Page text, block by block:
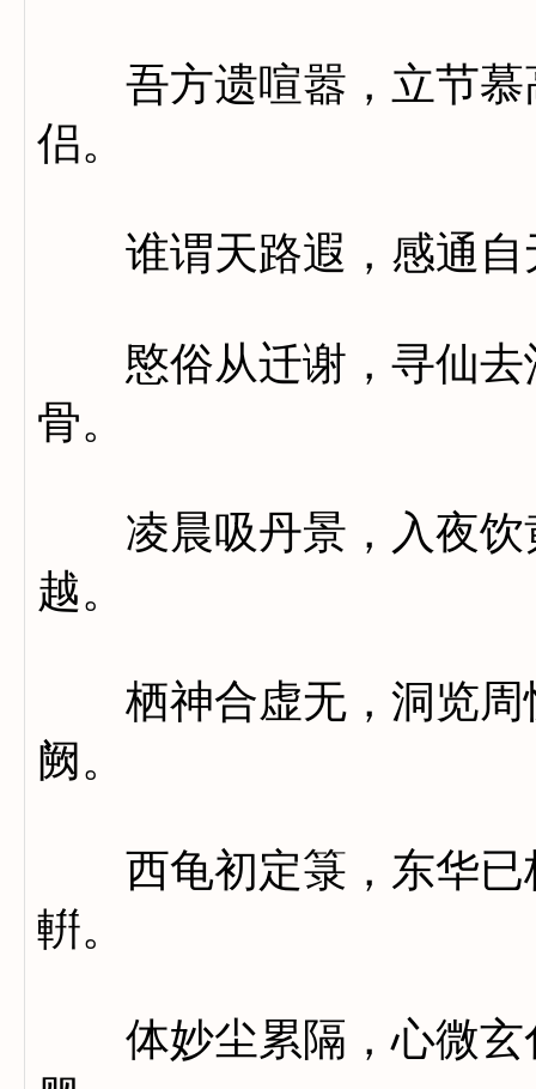
吾方遗喧嚣，立节慕
侣。
谁谓天路遐，感通自
愍俗从迁谢，寻仙去
骨。
凌晨吸丹景，入夜饮
越。
栖神合虚无，洞览周
阙。
西龟初定箓，东华已
輧。
体妙尘累隔，心微玄